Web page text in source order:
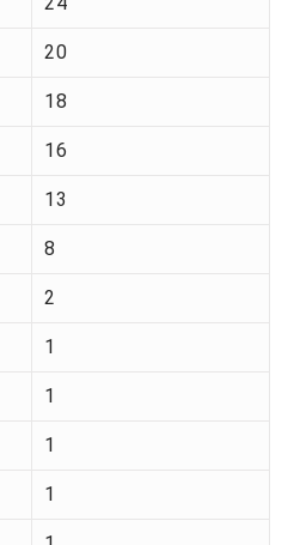
20
18
16
13
8
2
1
1
1
1